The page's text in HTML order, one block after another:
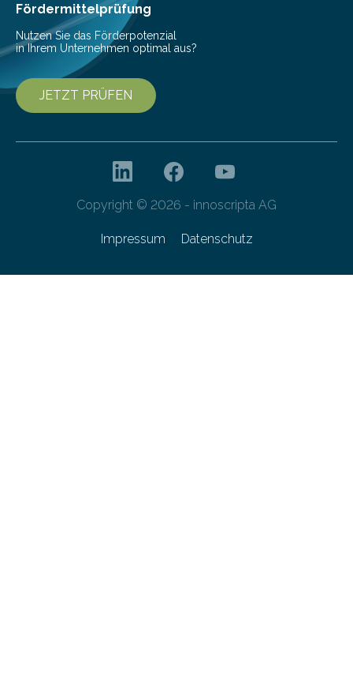
Gefahr erheblicher…
Fördermittelprüfung
Nutzen Sie das Förderpotenzial
in Ihrem Unternehmen optimal aus?
JETZT PRÜFEN
Copyright © 2026 - innoscripta AG
Impressum Datenschutz